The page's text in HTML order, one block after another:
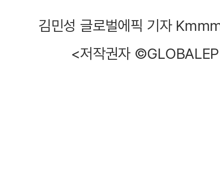
김민성 글로벌에픽 기자
<저작권자